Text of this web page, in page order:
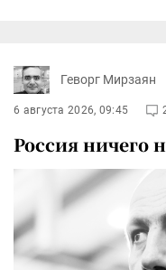
Геворг Мирзаян
6 августа 2026, 09:45
Россия ничего